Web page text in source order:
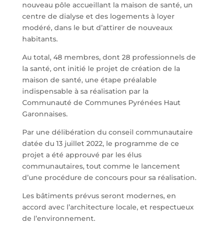
nouveau pôle accueillant la maison de santé, un
centre de dialyse et des logements à loyer
modéré, dans le but d’attirer de nouveaux
habitants.
Au total, 48 membres, dont 28 professionnels de
la santé, ont initié le projet de création de la
maison de santé, une étape préalable
indispensable à sa réalisation par la
Communauté de Communes Pyrénées Haut
Garonnaises.
Par une délibération du conseil communautaire
datée du 13 juillet 2022, le programme de ce
projet a été approuvé par les élus
communautaires, tout comme le lancement
d’une procédure de concours pour sa réalisation.
Les bâtiments prévus seront modernes, en
accord avec l’architecture locale, et respectueux
de l’environnement.